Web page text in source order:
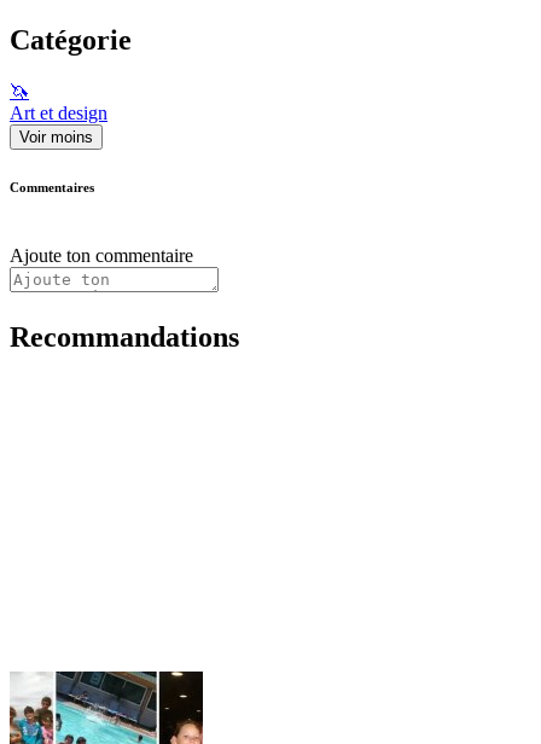
Catégorie
🦄
Art et design
Voir moins
Commentaires
Ajoute ton commentaire
Recommandations